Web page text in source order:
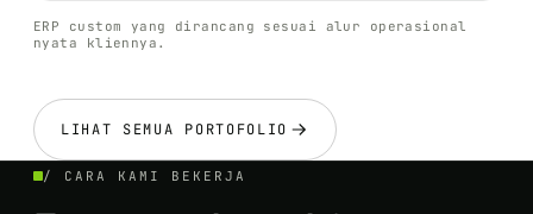
ERP custom yang dirancang sesuai alur operasional
nyata kliennya.
LIHAT SEMUA PORTOFOLIO
/ CARA KAMI BEKERJA